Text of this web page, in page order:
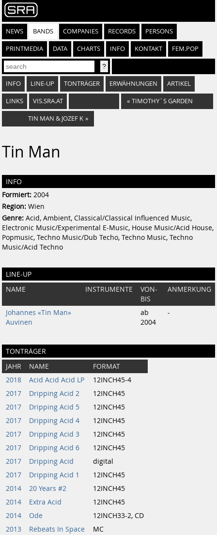
NEWS BANDS COMPANIES RECORDS PERSONS
PRINTMEDIA DATA CHARTS INFO KONTAKT FEM.POP
INFO LINE-UP TONTRÄGER ERWÄHNUNGEN ARTIKEL
LINKS VIS.SRA.AT « TIMOTHY´S GARDEN
TIN MAN & JOZEF K »
Tin Man
INFO
Formiert: 2004
Region: Wien
Genre: Acid, Ambient, Classical/Classical Influenced Music,
Electronic Music/Experimental E-Music, House Music/Acid House,
Popmusic, Techno Music/Dub Techo, Techno Music, Techno
Music/Acid Techno
LINE-UP
NAME INSTRUMENTE
VON-
BIS
ANMERKUNG
Johannes «Tin Man»
Auvinen
ab
2004
-
TONTRÄGER
JAHR NAME
FORMAT
2018
Acid Acid Acid LP
12INCH45-4
2017
Dripping Acid 2
12INCH45
2017
Dripping Acid 5
12INCH45
2017
Dripping Acid 4
12INCH45
2017
Dripping Acid 3
12INCH45
2017
Dripping Acid 6
12INCH45
2017
Dripping Acid
digital
2017
Dripping Acid 1
12INCH45
2014
20 Years #2
12INCH45
2014
Extra Acid
12INCH45
2014
Ode
12INCH33-2, CD
2013
Rebeats In Space
MC